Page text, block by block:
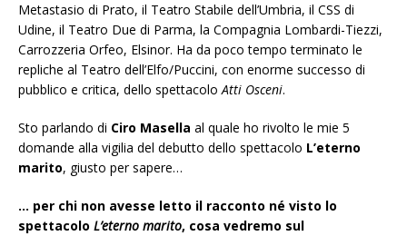
Metastasio di Prato, il Teatro Stabile dell’Umbria, il CSS di
Udine, il Teatro Due di Parma, la Compagnia Lombardi-Tiezzi,
Carrozzeria Orfeo, Elsinor. Ha da poco tempo terminato le
repliche al Teatro dell’Elfo/Puccini, con enorme successo di
pubblico e critica, dello spettacoloAtti Osceni.
Sto parlando di Ciro Masella al quale ho rivolto le mie 5
domande alla vigilia del debutto dello spettacolo L’eterno
marito, giusto per sapere…
… per chi non avesse letto il racconto né visto lo
spettacolo L’eterno marito, cosa vedremo sul